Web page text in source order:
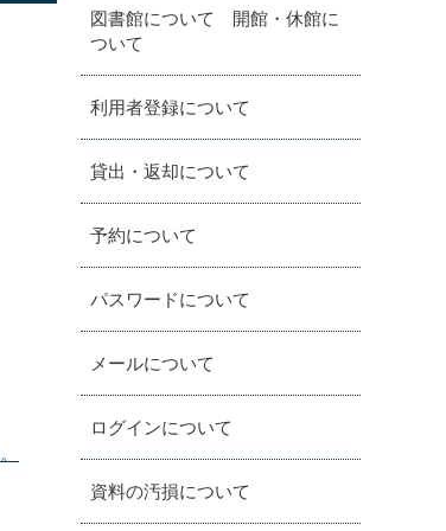
図書館について 開館・休館に
ついて
利用者登録について
貸出・返却について
予約について
パスワードについて
メールについて
ログインについて
資料の汚損について